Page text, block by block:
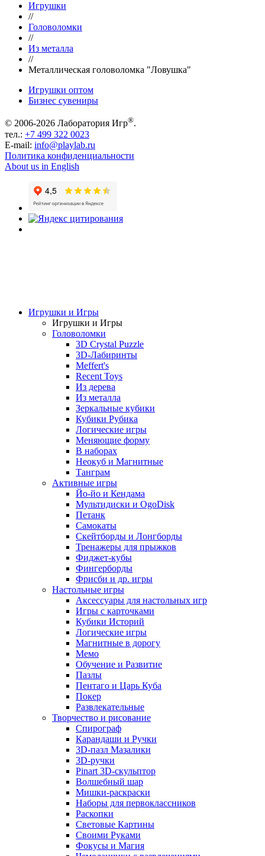
Игрушки
//
Головоломки
//
Из металла
//
Металлическая головоломка "Ловушка"
Игрушки оптом
Бизнес сувениры
© 2006-2026 Лаборатория Игр®.
тел.: +7 499 322 0023
E-mail: info@playlab.ru
Политика конфиденциальности
About us in English
Игрушки и Игры
Игрушки и Игры
Головоломки
3D Crystal Puzzle
3D-Лабиринты
Meffert's
Recent Toys
Из дерева
Из металла
Зеркальные кубики
Кубики Рубика
Логические игры
Меняющие форму
В наборах
Неокуб и Магнитные
Танграм
Активные игры
Йо-йо и Кендама
Мультидиски и OgoDisk
Петанк
Самокаты
Скейтборды и Лонгборды
Тренажеры для прыжков
Фиджет-кубы
Фингерборды
Фрисби и др. игры
Настольные игры
Аксессуары для настольных игр
Игры с карточками
Кубики Историй
Логические игры
Магнитные в дорогу
Мемо
Обучение и Развитие
Пазлы
Пентаго и Царь Куба
Покер
Развлекательные
Творчество и рисование
Спирограф
Карандаши и Ручки
3D-пазл Мазалики
3D-ручки
Pinart 3D-скульптор
Волшебный шар
Мишки-раскраски
Наборы для первоклассников
Раскопки
Световые Картины
Своими Руками
Фокусы и Магия